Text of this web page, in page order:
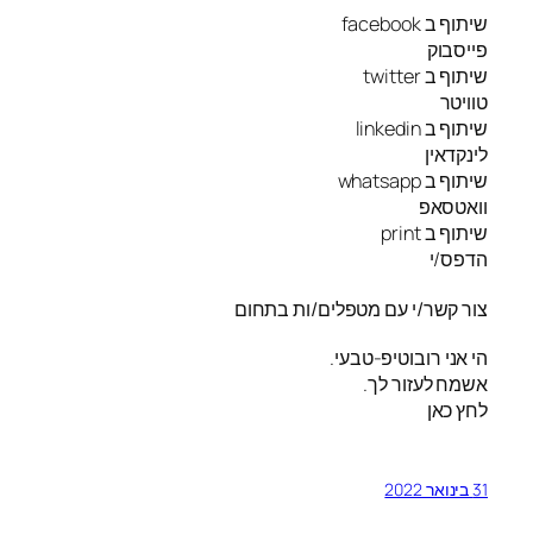
שיתוף ב facebook
פייסבוק
שיתוף ב twitter
טוויטר
שיתוף ב linkedin
לינקדאין
שיתוף ב whatsapp
וואטסאפ
שיתוף ב print
הדפס/י
צור קשר/י עם מטפלים/ות בתחום
הי אני רובוטיפ-טבעי.
אשמח לעזור לך.
לחץ כאן
31 בינואר 2022